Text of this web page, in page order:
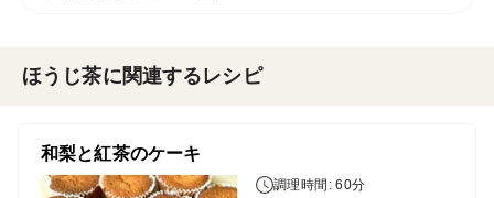
ほうじ茶に関連するレシピ
和梨と紅茶のケーキ
調理時間: 60分